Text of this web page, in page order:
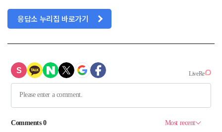
응답소 누리집 바로가기